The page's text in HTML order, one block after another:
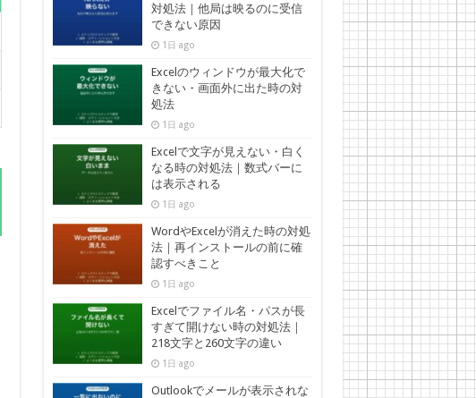
対処法｜他局は映るのに受信
できない原因
1日 ago
Excelのウィンドウが最大化で
きない・画面外に出た時の対
処法
1日 ago
Excelで文字が見えない・白く
なる時の対処法｜数式バーに
は表示される
1日 ago
WordやExcelが消えた時の対処
法｜再インストールの前に確
認すべきこと
1日 ago
Excelでファイル名・パスが長
すぎて開けない時の対処法｜
218文字と260文字の違い
1日 ago
Outlookでメールが表示されな